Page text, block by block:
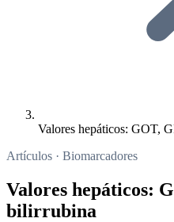
Valores hepáticos: GOT,
Artículos · Biomarcadores
Valores hepáticos:
bilirrubina